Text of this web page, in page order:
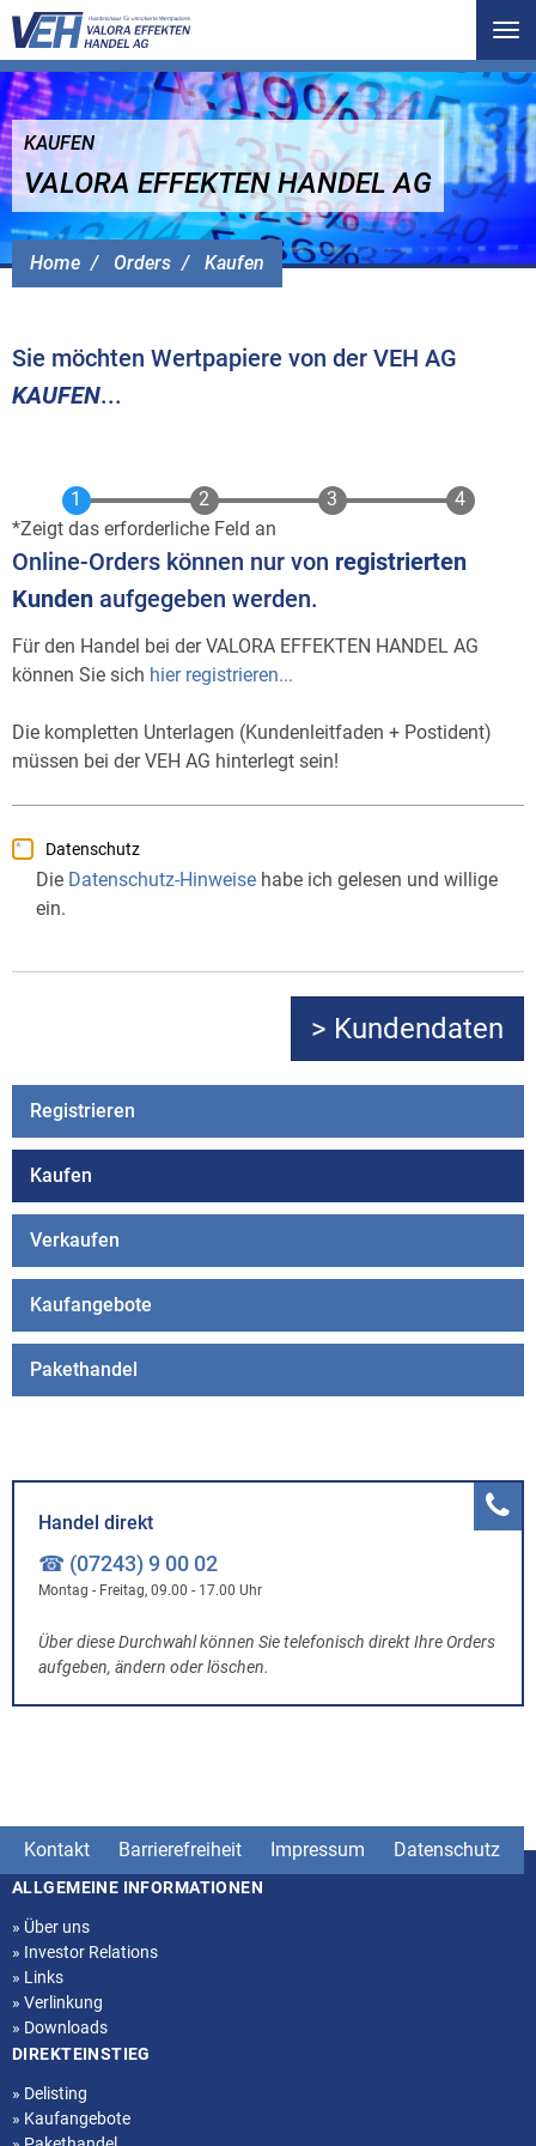
Home Orders Kaufen
KAUFEN
VALORA EFFEKTEN HANDEL AG
Sie möchten Wertpapiere von der VEH AG
KAUFEN...
Zeigt das erforderliche Feld an
Online-Orders können nur von registrierten
Kunden aufgegeben werden.
Für den Handel bei der VALORA EFFEKTEN HANDEL AG
können Sie sich hier registrieren...
Die kompletten Unterlagen (Kundenleitfaden + Postident)
müssen bei der VEH AG hinterlegt sein!
Datenschutz
Die Datenschutz-Hinweise habe ich gelesen und willige
ein.
Registrieren
Kaufen
Verkaufen
Kaufangebote
Pakethandel
Handel direkt
☎ (07243) 9 00 02
Montag - Freitag, 09.00 - 17.00 Uhr
Über diese Durchwahl können Sie telefonisch direkt Ihre Orders
aufgeben, ändern oder löschen.
Kontakt Barrierefreiheit Impressum Datenschutz
Seitenstruktur
ALLGEMEINE INFORMATIONEN
» Über uns
» Investor Relations
» Links
» Verlinkung
» Downloads
DIREKTEINSTIEG
» Delisting
» Kaufangebote